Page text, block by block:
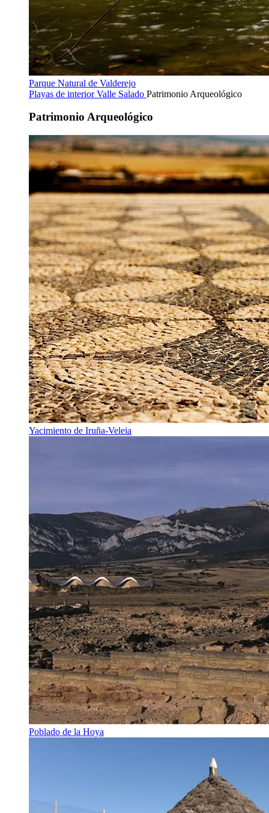
Parque Natural de Valderejo
Playas de interiorValle Salado Patrimonio Arqueológico
Patrimonio Arqueológico
Yacimiento de Iruña-Veleia
Poblado de la Hoya